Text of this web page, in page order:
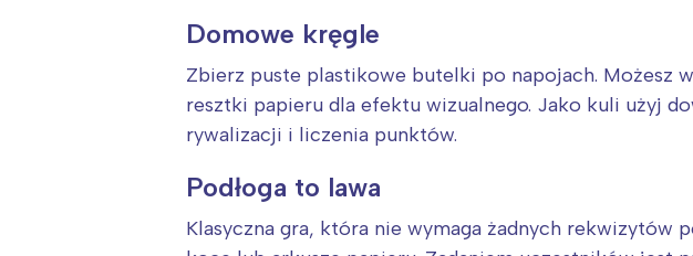
Domowe kręgle
Zbierz puste plastikowe butelki po napojach. Możesz
resztki papieru dla efektu wizualnego. Jako kuli użyj
rywalizacji i liczenia punktów.
Podłoga to lawa
Klasyczna gra, która nie wymaga żadnych rekwizytów